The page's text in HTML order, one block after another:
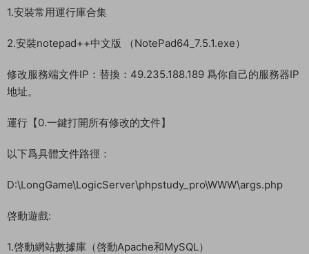
1.安裝常用運行庫合集
2.安裝notepad++中文版 （NotePad64_7.5.1.exe）
修改服務端文件IP：替換：49.235.188.189 爲你自己的服務器IP
地址。
運行【0.一鍵打開所有修改的文件】
以下爲具體文件路徑：
D:\LongGame\LogicServer\phpstudy_pro\WWW\args.php
啓動遊戲:
1.啓動網站數據庫（啓動Apache和MySQL）